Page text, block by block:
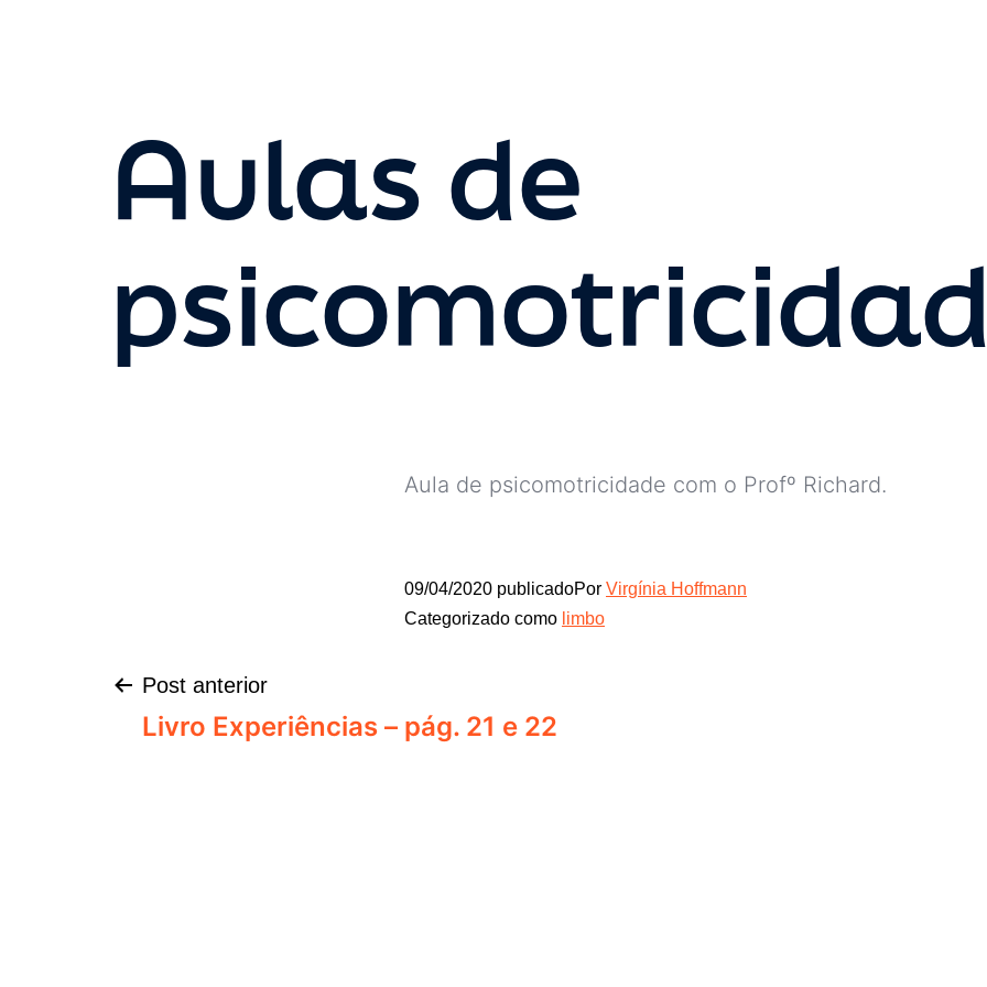
Aulas de
Aula de psicomotricidade com o Profº Richard.
09/04/2020 publicadoPor Virgínia Hoffmann
Categorizado como limbo
Post anterior
Livro Experiências – pág. 21 e 22